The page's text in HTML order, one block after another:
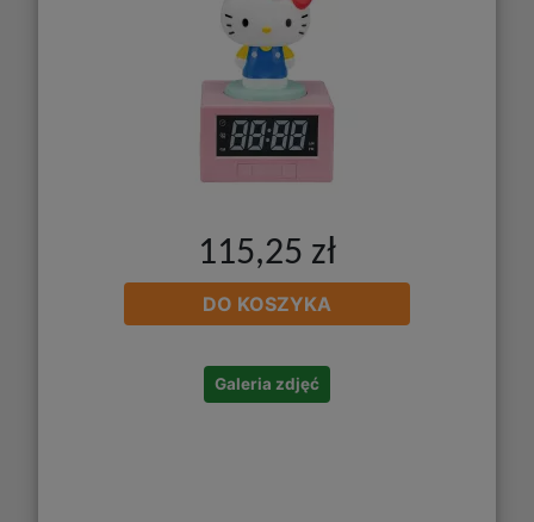
115,25 zł
DO KOSZYKA
Galeria zdjęć